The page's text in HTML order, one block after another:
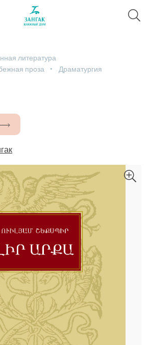
литература
проза
Драматургия